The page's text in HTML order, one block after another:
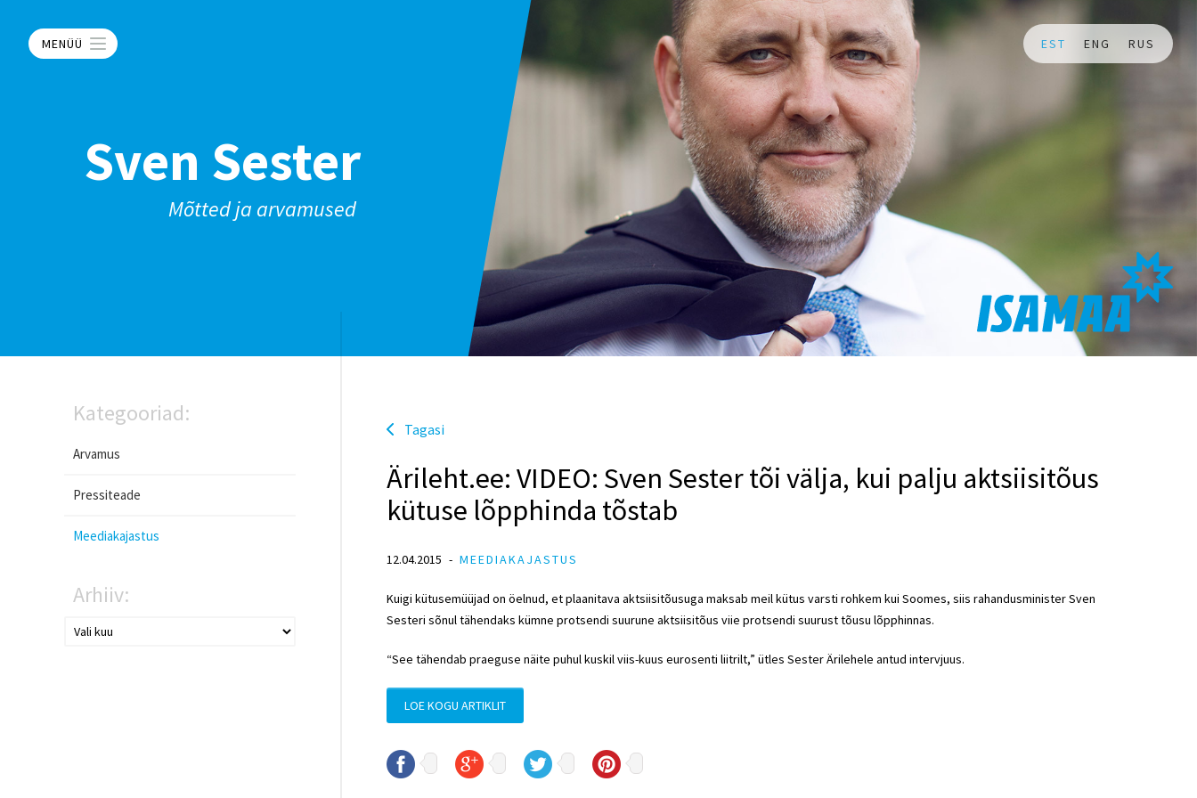
MENÜÜ EST ENG RUS
Sven Sester
Mõtted ja arvamused
Kategooriad:
Arvamus
Pressiteade
Meediakajastus
Arhiiv:
Tagasi
Ärileht.ee: VIDEO: Sven Sester tõi välja, kui palju aktsiisitõus
kütuse lõpphinda tõstab
12.04.2015 MEEDIAKAJASTUS
Kuigi kütusemüüjad on öelnud, et plaanitava aktsiisitõusuga maksab meil kütus varsti rohkem kui Soomes, siis rahandusminister Sven
Sesteri sõnul tähendaks kümne protsendi suurune aktsiisitõus viie protsendi suurust tõusu lõpphinnas.
“See tähendab praeguse näite puhul kuskil viis-kuus eurosenti liitrilt,” ütles Sester Ärilehele antud intervjuus.
LOE KOGU ARTIKLIT